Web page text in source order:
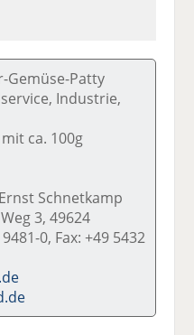
Gemüse-Patty
Industrie,
ca. 100g
Schnetkamp
3, 49624
0, Fax: +49 5432